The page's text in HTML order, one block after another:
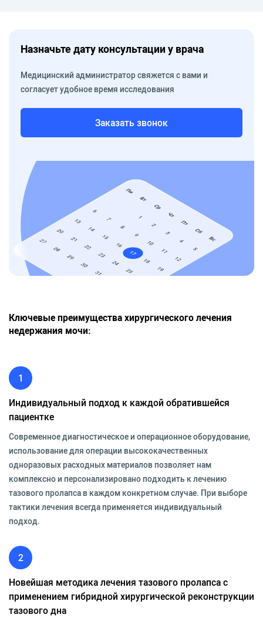
Назначьте дату консультации у врача
Медицинский администратор свяжется с вами и
согласует удобное время исследования
Заказать звонок
Ключевые преимущества хирургического лечения
недержания мочи:
1
Индивидуальный подход к каждой обратившейся
пациентке
Современное диагностическое и операционное оборудование,
использование для операции высококачественных
одноразовых расходных материалов позволяет нам
комплексно и персонализировано подходить к лечению
тазового пролапса в каждом конкретном случае. При выборе
тактики лечения всегда применяется индивидуальный
подход.
2
Новейшая методика лечения тазового пролапса с
применением гибридной хирургической реконструкции
тазового дна